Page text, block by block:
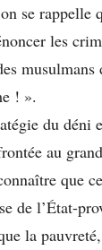
se rappelle
les
musulmans
! ».
du déni
au
que
de l’État-
la